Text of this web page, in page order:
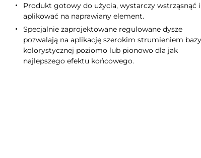
Produkt gotowy do użycia, wystarczy wstrząsnąć i
aplikować na naprawiany element.
Specjalnie zaprojektowane regulowane dysze
pozwalają na aplikację szerokim strumieniem
kolorystycznej poziomo lub pionowo dla jak
najlepszego efektu końcowego.